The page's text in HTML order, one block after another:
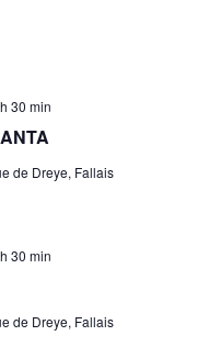
30 min
de Dreye, Fallais
30 min
de Dreye, Fallais